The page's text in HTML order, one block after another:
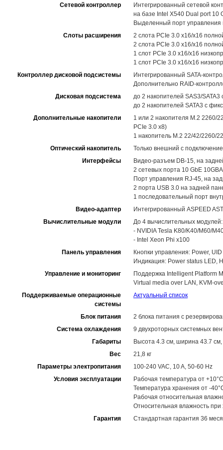
Сетевой контроллер
Интегрированный сетевой
на базе Intel X540 Dual port 10
Выделенный порт управления
Слоты расширения
2 слота PCIe 3.0 x16/x16
2 слота PCIe 3.0 x16/x16
1 слот PCIe 3.0 x16/x16
1 слот PCIe 3.0 x16/x16
Контроллер дисковой подсистемы
Интегрированный SATA-
Дополнительно RAID-
Дисковая подсистема
до 2 накопителей SAS3/
до 2 накопителей SATA3 с
Дополнительные накопители
1 или 2 накопителя M.2 2260/
PCIe 3.0 x8)
1 накопитель M.2 22/42/2260/
Оптический накопитель
Только внешний с
Интерфейсы
Видео-разъем DB-15, на
2 сетевых порта 10 GbE
Порт управления RJ-45, на
2 порта USB 3.0 на задней
1 последовательный порт
Видео-адаптер
Интегрированный ASPEED
Вычислительные модули
До 4 вычислительных модулей:
- NVIDIA Tesla K80/K40/M60/
- Intel Xeon Phi x100
Панель управления
Кнопки управления: Power, UID
Индикация: Power status LED,
Управление и мониторинг
Поддержка Intelligent Platform
Virtual media over LAN, KVM-
Поддерживаемые операционные
системы
Актуальный список
Блок питания
2 блока питания с
Система охлаждения
9 двухроторных системных
Габариты
Высота 4.3 см, ширина 43.7 см,
Вес
21,8 кг
Параметры электропитания
100-240 VAC, 10 A, 50-60 Hz
Условия эксплуатации
Рабочая температура от
Температура хранения от -
Рабочая относительная
Относительная влажность
Гарантия
Стандартная гарантия 36